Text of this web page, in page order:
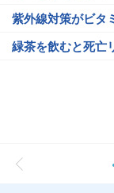
紫外線対策がビタ
緑茶を飲むと死亡